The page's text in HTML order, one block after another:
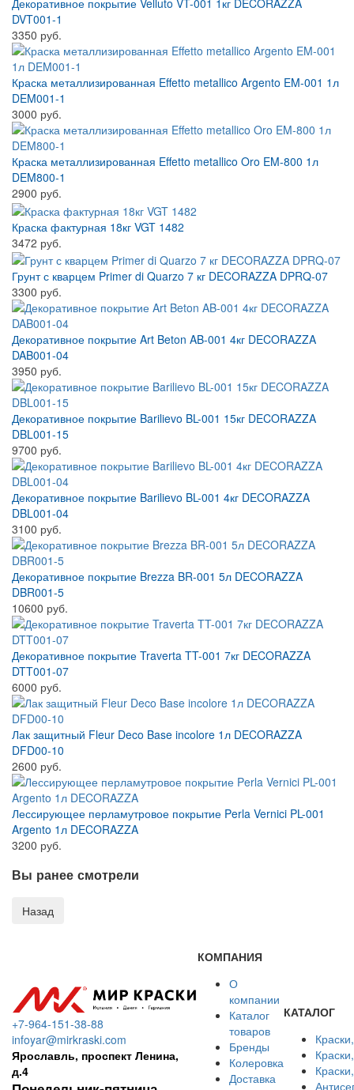
Декоративное покрытие Velluto VT-001 1кг DECORAZZA
DVT001-1
3350 руб.
Краска металлизированная Effetto metallico Argento EM-001 1л
DEM001-1
3000 руб.
Краска металлизированная Effetto metallico Oro EM-800 1л
DEM800-1
2900 руб.
Краска фактурная 18кг VGT 1482
3472 руб.
Грунт с кварцем Primer di Quarzo 7 кг DECORAZZA DPRQ-07
3300 руб.
Декоративное покрытие Art Beton AB-001 4кг DECORAZZA
DAB001-04
3950 руб.
Декоративное покрытие Barilievo BL-001 15кг DECORAZZA
DBL001-15
9700 руб.
Декоративное покрытие Barilievo BL-001 4кг DECORAZZA
DBL001-04
3100 руб.
Декоративное покрытие Brezza BR-001 5л DECORAZZA
DBR001-5
10600 руб.
Декоративное покрытие Traverta TT-001 7кг DECORAZZA
DTT001-07
6000 руб.
Лак защитный Fleur Deco Base incolore 1л DECORAZZA
DFD00-10
2600 руб.
Лессирующее перламутровое покрытие Perla Vernici PL-001
Argento 1л DECORAZZA
3200 руб.
Вы ранее смотрели
+7-964-151-38-88
infoyar@mirkraski.com
Ярославль, проспект Ленина,
д.4
КОМПАНИЯ
О
компании
Каталог
товаров
Бренды
Колеровка
Доставка
КАТАЛОГ